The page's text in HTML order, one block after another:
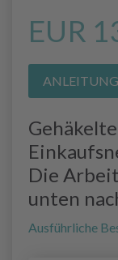
EUR
Die
unten
Ausführliche